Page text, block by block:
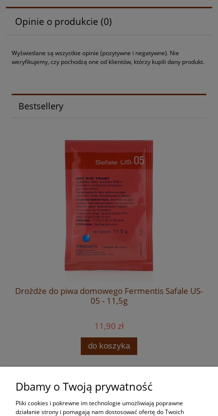
Opinie o produkcie (0)
Wyświetlane są wszystkie opinie (pozytywne i negatywne). Nie
weryfikujemy, czy pochodzą one od klientów, którzy kupili dany produkt.
Bestsellery
Drożdże do piwa domowego Fermentis Safale US-
05 - 11,5g
11,90 zł
do koszyka
Zakupy
Pomoc
Dbamy o Twoją prywatność
Pliki cookies i pokrewne im technologie umożliwiają poprawne
działanie strony i pomagają nam dostosować ofertę do Twoich